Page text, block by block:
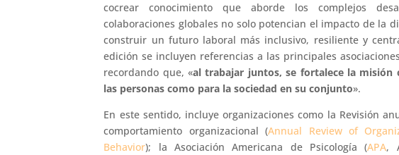
cocrear conocimiento que aborde los complejos
colaboraciones globales no solo potencian el impacto de la
construir un futuro laboral más inclusivo, resiliente y
edición se incluyen referencias a las principales
recordando que, «al trabajar juntos, se fortalece la
las personas como para la sociedad en su conjunto».
En este sentido, incluye organizaciones como la Revisión
comportamiento organizacional (Annual Review of
Behavior); la Asociación Americana de Psicología (APA,